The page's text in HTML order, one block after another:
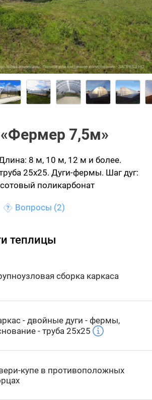
7,5м»
8 м, 10 м, 12 м и более.
25х25. Дуги-фермы. Шаг дуг:
поликарбонат
Вопросы (2)
теплицы
сборка каркаса
- двойные дуги - фермы,
- труба 25х25
купе в противоположных